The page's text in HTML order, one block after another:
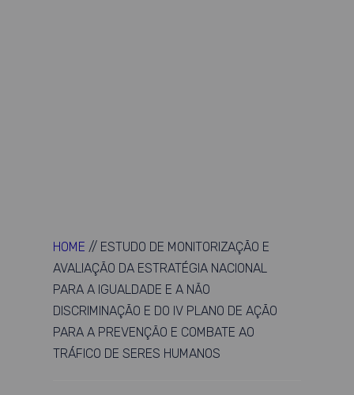
HOME // ESTUDO DE MONITORIZAÇÃO E
AVALIAÇÃO DA ESTRATÉGIA NACIONAL
PARA A IGUALDADE E A NÃO
DISCRIMINAÇÃO E DO IV PLANO DE AÇÃO
PARA A PREVENÇÃO E COMBATE AO
TRÁFICO DE SERES HUMANOS